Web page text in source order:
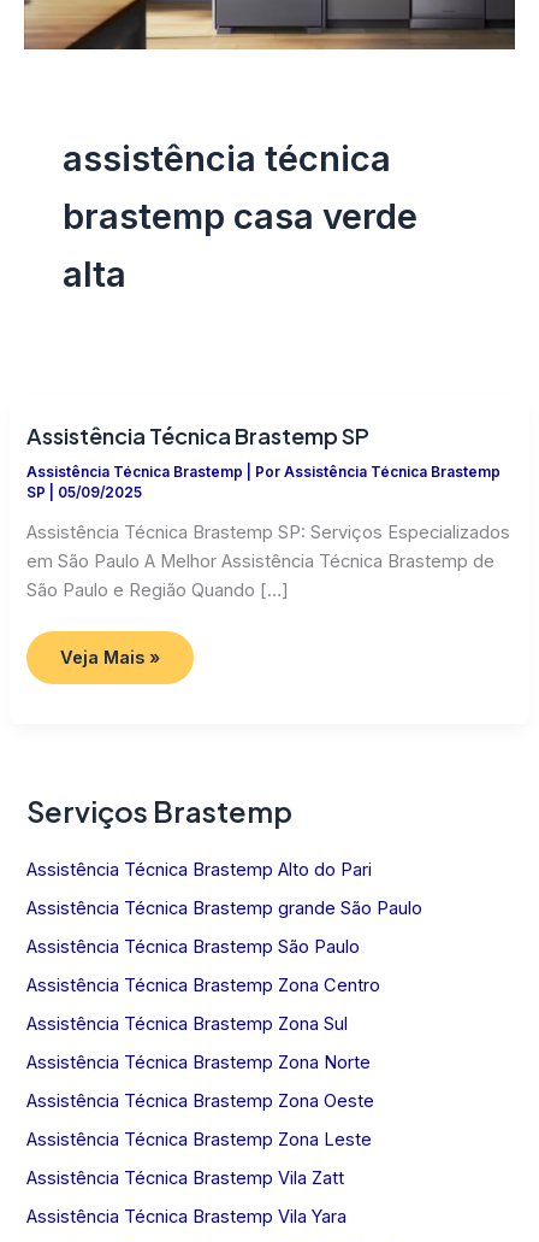
assistência técnica
brastemp casa verde
alta
Assistência Técnica Brastemp SP
Assistência Técnica Brastemp | PorAssistência Técnica Brastemp
SP
05/09/2025
Assistência Técnica Brastemp SP: Serviços Especializados
em São Paulo A Melhor Assistência Técnica Brastemp de
São Paulo e Região Quando […]
Assistência
Técnica
Brastemp
Veja Mais »
Serviços Brastemp
Assistência Técnica Brastemp Alto do Pari
Assistência Técnica Brastemp grande São Paulo
Assistência Técnica Brastemp São Paulo
Assistência Técnica Brastemp Zona Centro
Assistência Técnica Brastemp Zona Sul
Assistência Técnica Brastemp Zona Norte
Assistência Técnica Brastemp Zona Oeste
Assistência Técnica Brastemp Zona Leste
Assistência Técnica Brastemp Vila Zatt
Assistência Técnica Brastemp Vila Yara